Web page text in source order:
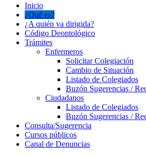
Inicio
¿Qué es?
¿A quién va dirigida?
Código Deontológico
Trámites
Enfermeros
Solicitar Colegiación
Cambio de Situación
Listado de Colegiados
Buzón Sugerencias /
Ciudadanos
Listado de Colegiados
Buzón Sugerencias /
Consulta/Sugerencia
Cursos públicos
Canal de Denuncias